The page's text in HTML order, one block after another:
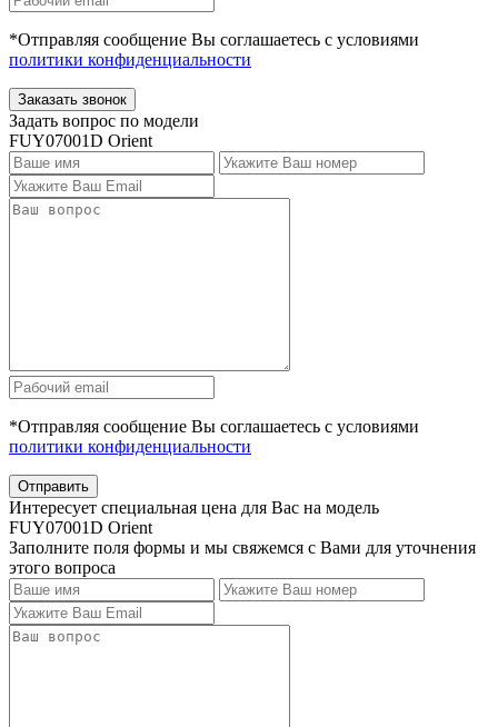
*Отправляя сообщение Вы соглашаетесь с условиями
политики конфиденциальности
Заказать звонок
Задать вопрос по модели
FUY07001D Orient
*Отправляя сообщение Вы соглашаетесь с условиями
политики конфиденциальности
Отправить
Интересует специальная цена для Вас на модель
FUY07001D Orient
Заполните поля формы и мы свяжемся с Вами для уточнения
этого вопроса